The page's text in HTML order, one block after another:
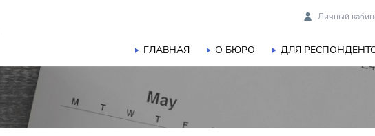
Личный
ГЛАВНАЯ О БЮРО ДЛЯ